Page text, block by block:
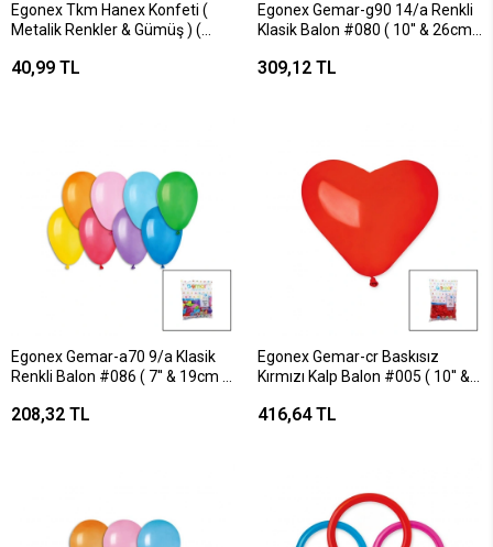
Egonex Tkm Hanex Konfeti (
Metalik Renkler & Gümüş ) (
40,99 TL
Egonex Gemar-g90 14/a Renkli
Klasik Balon #080 ( 10'' & 26cm
309,12 TL
Egonex Gemar-a70 9/a Klasik
Renkli Balon #086 ( 7'' & 19cm &
208,32 TL
Egonex Gemar-cr Baskısız
Kırmızı Kalp Balon #005 ( 10'' &
416,64 TL